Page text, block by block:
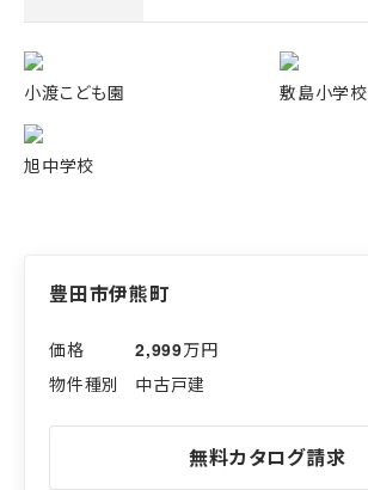
小渡こども園 敷島小学校
旭中学校
豊田市伊熊町
2,999万円
中古戸建
無料カタログ請求